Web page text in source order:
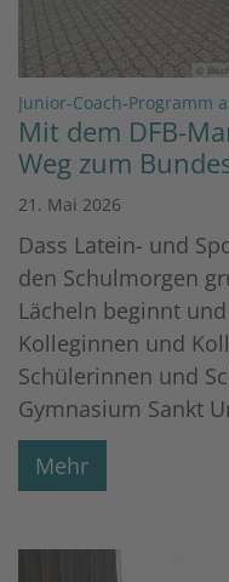
©
Junior-Coach-Programm
Mit dem DFB-
Weg zum
21. Mai 2026
Dass Latein- und
den Schulmorgen
Lächeln beginnt
Kolleginnen und
Schülerinnen und
Gymnasium Sankt
Mehr